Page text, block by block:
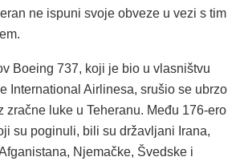
ne ispuni svoje obveze u vezi s tim
Boeing 737, koji je bio u vlasništvu
International Airlinesa, srušio se ubrzo
zračne luke u Teheranu. Među 176-ero
su poginuli, bili su državljani Irana,
Njemačke, Švedske i